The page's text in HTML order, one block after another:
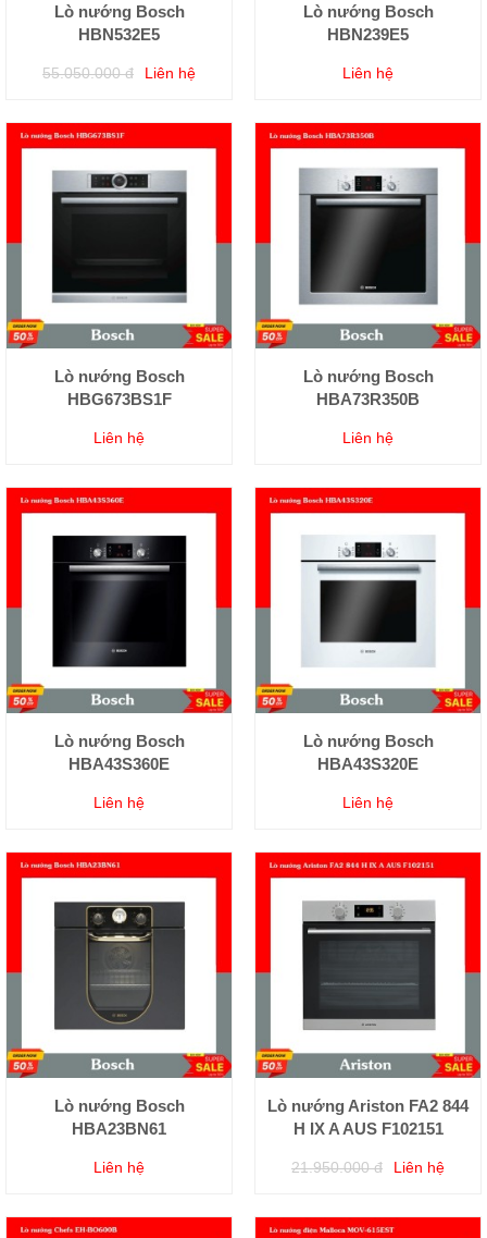
Lò nướng Bosch
HBN532E5
55.050.000 đ Liên hệ
Lò nướng Bosch
HBN239E5
Liên hệ
Lò nướng Bosch
HBG673BS1F
Liên hệ
Lò nướng Bosch
HBA73R350B
Liên hệ
Lò nướng Bosch
HBA43S360E
Liên hệ
Lò nướng Bosch
HBA43S320E
Liên hệ
Lò nướng Bosch
HBA23BN61
Liên hệ
Lò nướng Ariston FA2 844
H IX A AUS F102151
21.950.000 đ Liên hệ